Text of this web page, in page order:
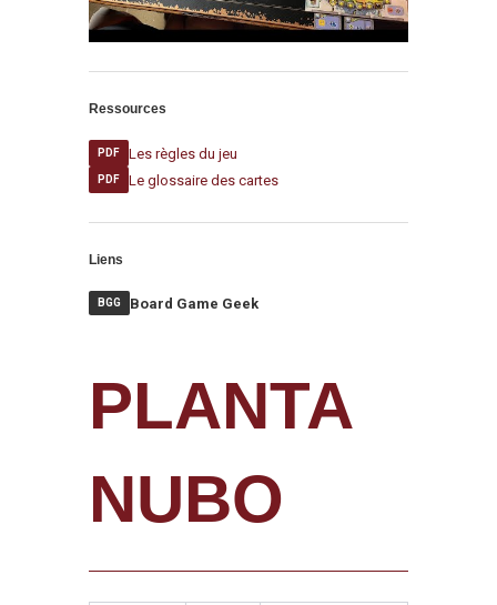
Ressources
PDF Les règles du jeu
PDF Le glossaire des cartes
Liens
BGG Board Game Geek
PLANTA
NUBO